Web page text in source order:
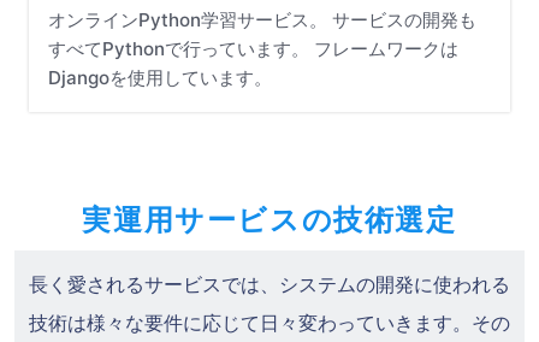
オンラインPython学習サービス。 サービスの開発も
すべてPythonで行っています。 フレームワークは
Djangoを使用しています。
実運用サービスの技術選定
長く愛されるサービスでは、システムの開発に使われる
技術は様々な要件に応じて日々変わっていきます。その